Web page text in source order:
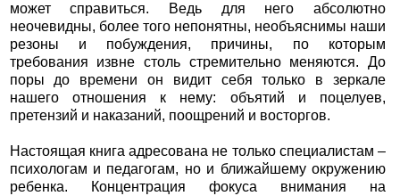
может справиться. Ведь для него абсолютно
неочевидны, более того непонятны, необъяснимы наши
резоны и побуждения, причины, по которым
требования извне столь стремительно меняются. До
поры до времени он видит себя только в зеркале
нашего отношения к нему: объятий и поцелуев,
претензий и наказаний, поощрений и восторгов.
Настоящая книга адресована не только специалистам –
психологам и педагогам, но и ближайшему окружению
ребенка. Концентрация фокуса внимания на